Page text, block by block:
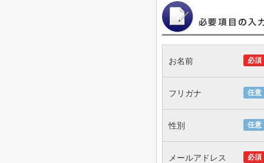
必須
お名前
任意
フリガナ
任意
性別
必須
メールアドレス